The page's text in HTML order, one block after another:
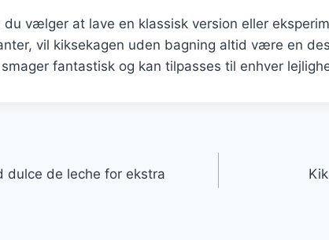
du vælger at lave en klassisk version eller
vil kiksekagen uden bagning altid være en
fantastisk og kan tilpasses til enhver
dulce de leche for ekstra